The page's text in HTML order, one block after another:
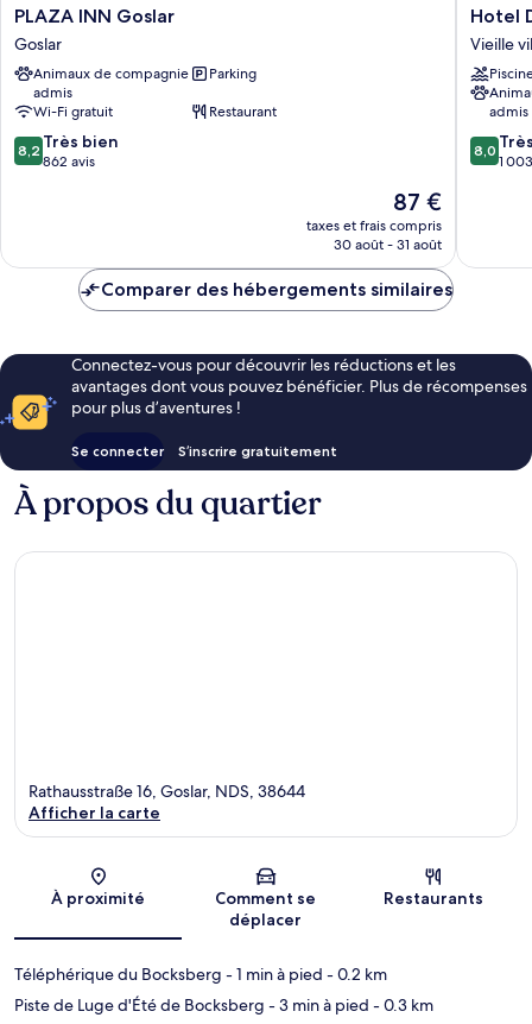
PLAZA
INN
Goslar
Goslar
PLAZA INN Goslar
Goslar
Animaux de compagnie
admis
Parking
Wi-Fi gratuit
Restaurant
8.2
sur
8,2 Très bien
862 avis
Le
nouveau
prix
de
87 €
taxes et frais compris
30 août - 31 août
Hotel
Der
Vieille
ville
Goslar
Hotel
Vieille
admis
8.0
sur
8,0
1
Comparer des hébergements similaires
Connectez-vous pour découvrir les réductions et les
avantages dont vous pouvez bénéficier. Plus de récompenses
pour plus d’aventures !
Se connecter S’inscrire gratuitement
À propos du quartier
Carte
Rathausstraße 16, Goslar, NDS, 38644
Afficher la carte
À proximité
Comment se
déplacer
Restaurants
Téléphérique du Bocksberg - 1 min à pied - 0.2 km
Piste de Luge d'Été de Bocksberg - 3 min à pied - 0.3 km